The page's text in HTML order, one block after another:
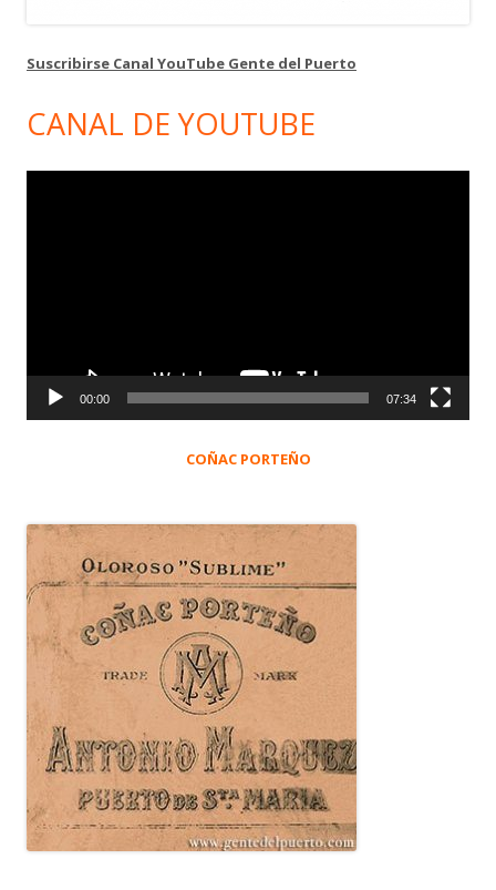
Suscribirse Canal YouTube Gente del Puerto
CANAL DE YOUTUBE
00:00 07:34
COÑAC PORTEÑO